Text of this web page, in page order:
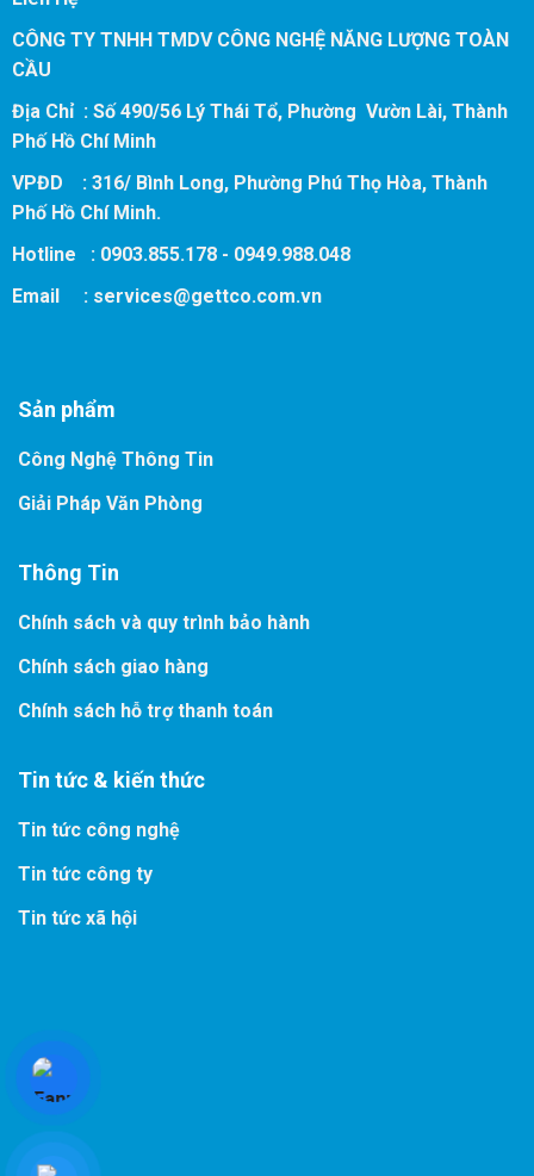
CÔNG TY TNHH TMDV CÔNG NGHỆ NĂNG LƯỢNG TOÀN
CẦU
Địa Chỉ : Số 490/56 Lý Thái Tổ, Phường Vườn Lài, Thành
Phố Hồ Chí Minh
VPĐD : 316/ Bình Long, Phường Phú Thọ Hòa, Thành
Phố Hồ Chí Minh.
Hotline : 0903.855.178 - 0949.988.048
Email : services@gettco.com.vn
Sản phẩm
Công Nghệ Thông Tin
Giải Pháp Văn Phòng
Thông Tin
Chính sách và quy trình bảo hành
Chính sách giao hàng
Chính sách hỗ trợ thanh toán
Tin tức & kiến thức
Tin tức công nghệ
Tin tức công ty
Tin tức xã hội